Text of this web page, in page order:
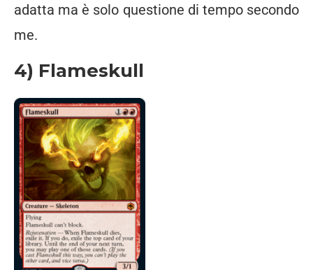
adatta ma è solo questione di tempo secondo
me.
4) Flameskull